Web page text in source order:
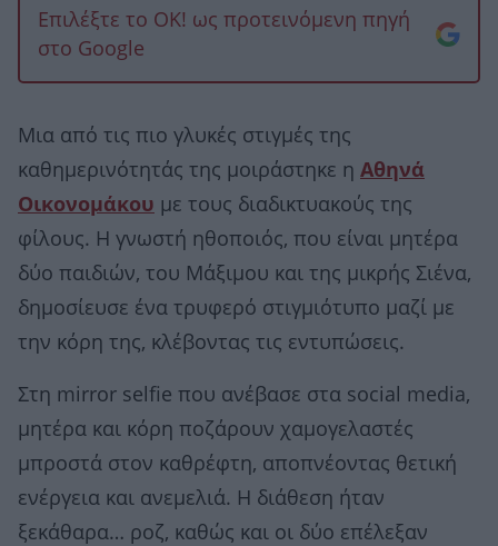
Επιλέξτε το OK! ως προτεινόμενη πηγή
στο Google
Μια από τις πιο γλυκές στιγμές της
καθημερινότητάς της μοιράστηκε η Αθηνά
Οικονομάκου με τους διαδικτυακούς της
φίλους. Η γνωστή ηθοποιός, που είναι μητέρα
δύο παιδιών, του Μάξιμου και της μικρής Σιένα,
δημοσίευσε ένα τρυφερό στιγμιότυπο μαζί με
την κόρη της, κλέβοντας τις εντυπώσεις.
Στη mirror selfie που ανέβασε στα social media,
μητέρα και κόρη ποζάρουν χαμογελαστές
μπροστά στον καθρέφτη, αποπνέοντας θετική
ενέργεια και ανεμελιά. Η διάθεση ήταν
ξεκάθαρα… ροζ, καθώς και οι δύο επέλεξαν